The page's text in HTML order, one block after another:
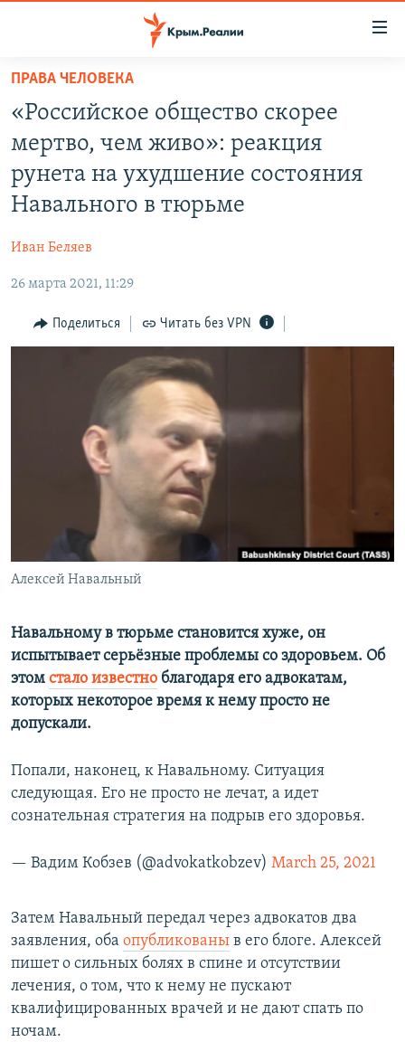
Вернуться
основному
содержанию
Вернутся
главной
Вернутся
ВОДА
ИСТОРИЯ
ИНФОГРАФИКА
ТЕЛЕПРОЕКТ КРЫМ.РЕАЛИИ
СОВЕТЫ ПРАВОЗАЩИТНИКОВ
ПРОПАВШИЕ БЕЗ ВЕСТИ
ПОБЕДИТЕЛЕЙ НЕ СУДЯТ?
КРЫМ.НЕПОКОРЕННЫЙ
УКРАИНСКАЯ ПРОБЛЕМА КРЫМА
КАК ОБОЙТИ БЛОКИРОВКУ
Все сайты RFE/RL
ПРАВА ЧЕЛОВЕКА
«Российское общество скорее
мертво, чем живо»: реакция
рунета на ухудшение состояния
Навального в тюрьме
Иван Беляев
26 марта 2021, 11:29
Поделиться Читать без VPN
Алексей Навальный
Навальному в тюрьме становится хуже, он
испытывает серьёзные проблемы со здоровьем. Об
этом стало известно благодаря его адвокатам,
которых некоторое время к нему просто не
допускали.
Попали, наконец, к Навальному. Ситуация
следующая. Его не просто не лечат, а идет
сознательная стратегия на подрыв его здоровья.
— Вадим Кобзев (@advokatkobzev) March 25, 2021
Затем Навальный передал через адвокатов два
заявления, оба опубликованы в его блоге. Алексей
пишет о сильных болях в спине и отсутствии
лечения, о том, что к нему не пускают
квалифицированных врачей и не дают спать по
ночам.